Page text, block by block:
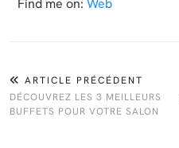
ARTICLE PRÉCÉDENT
DÉCOUVREZ LES 3 MEILLEURS
BUFFETS POUR VOTRE SALON